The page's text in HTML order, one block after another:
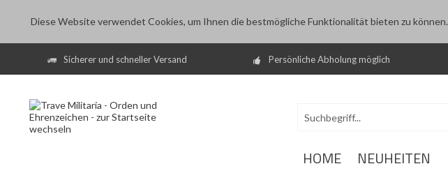
Diese Website verwendet Cookies, um Ihnen die bestmögliche Funktionalität bieten zu können.
Sicherer und schneller Versand Persönliche Abholung möglich
HOME NEUHEITEN